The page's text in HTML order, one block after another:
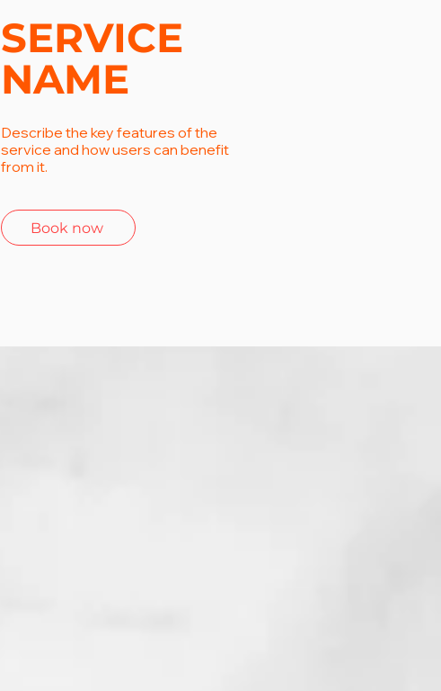
SERVICE
NAME
Describe the key features of the
service and how users can benefit
from it.
Book now